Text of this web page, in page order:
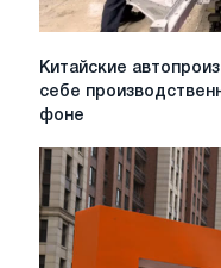
Китайские
автопроизводители
спешат
себе
производственные
мощности
в
Европе
Китайские
себе
фоне